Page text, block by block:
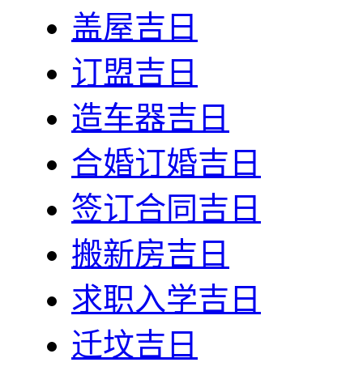
盖屋吉日
订盟吉日
造车器吉日
合婚订婚吉日
签订合同吉日
搬新房吉日
求职入学吉日
迁坟吉日